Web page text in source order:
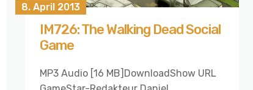
8. April 2013
IM726: The Walking Dead Social
Game
MP3 Audio [16 MB]DownloadShow URL